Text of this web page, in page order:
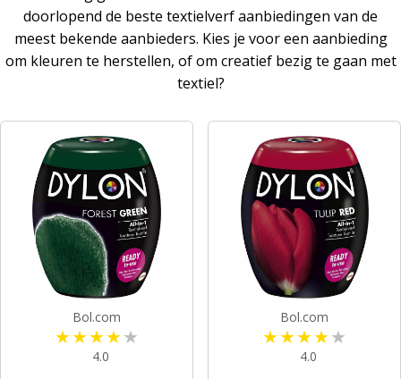
doorlopend de beste textielverf aanbiedingen van de
meest bekende aanbieders. Kies je voor een aanbieding
om kleuren te herstellen, of om creatief bezig te gaan met
textiel?
Bol.com
4.0
Bol.com
4.0